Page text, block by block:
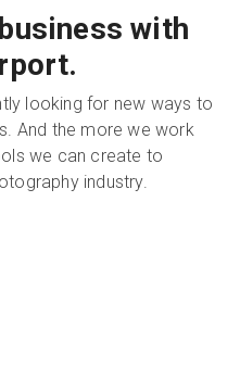
with
looking for new ways to
And the more we work
we can create to
industry.